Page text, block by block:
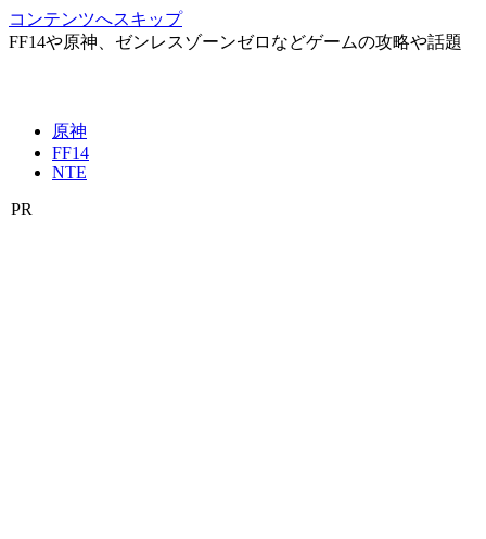
コンテンツへスキップ
FF14や原神、ゼンレスゾーンゼロなどゲームの攻略や話題
原神
FF14
NTE
PR